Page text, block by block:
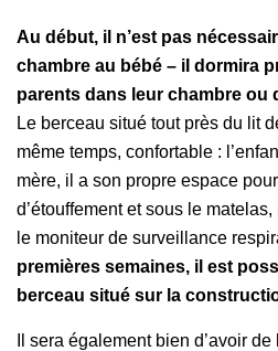
Au début, il n’est pas
chambre au bébé – iI dormira
parents dans leur chambre ou
Le berceau situé tout près du lit
même temps, confortable :
mère, il a son propre espace
d’étouffement et sous le
le moniteur de surveillance
premières semaines, il est
berceau situé sur la
Il sera également bien d’avoir